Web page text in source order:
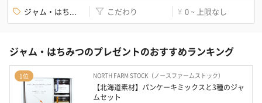
ジャム・はち... こだわり ¥ 0 ~ 上限なし
ジャム・はちみつのプレゼントのおすすめランキング
1位 NORTH FARM STOCK（ノースファームストック）
【北海道素材】パンケーキミックスと3種のジャ
ムセット